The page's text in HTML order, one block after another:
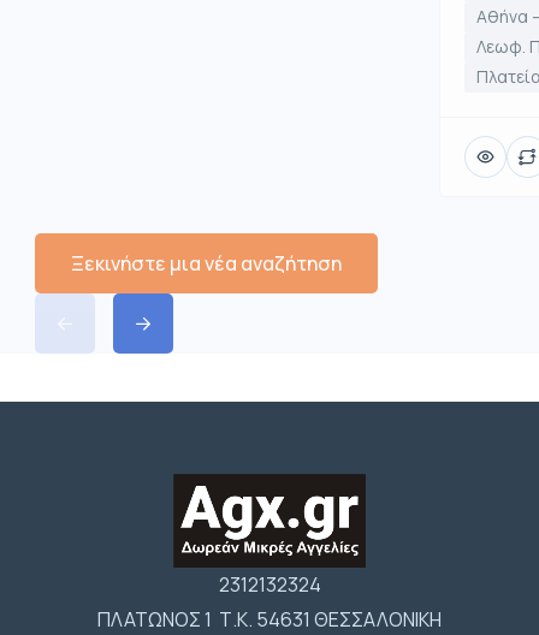
Αθήνα
Λεωφ.
Ξεκινήστε μια νέα αναζήτηση
2312132324
ΠΛΑΤΩΝΟΣ 1 Τ.Κ. 54631 ΘΕΣΣΑΛΟΝΙΚΗ